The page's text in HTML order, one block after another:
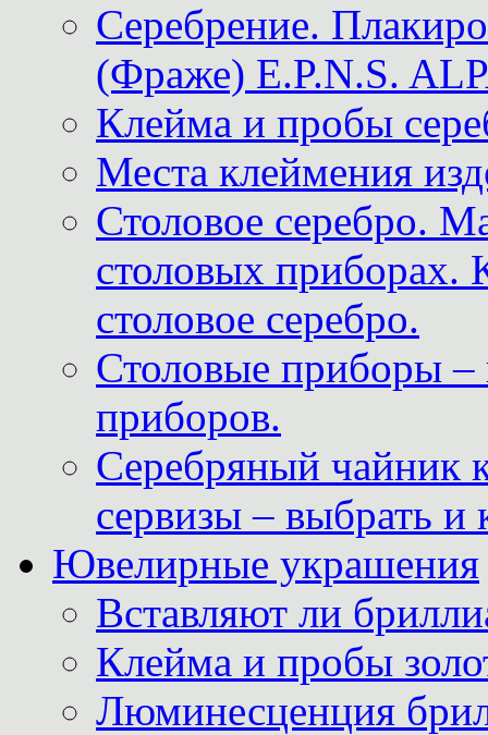
Серебрение.
(Фраже) E.P.N.S.
Клейма и пробы
Места клеймения
Столовое серебро.
столовых приборах.
столовое серебро.
Столовые приборы –
приборов.
Серебряный чайник
сервизы – выбрать и
Ювелирные украшения
Вставляют ли
Клейма и пробы
Люминесценция